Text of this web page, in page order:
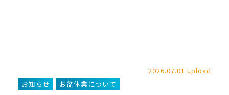
2026.07.01 upload
お知らせ
お盆休業について